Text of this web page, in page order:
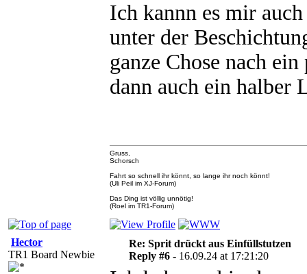
Ich kannn es mir
unter der
ganze Chose nach
dann auch ein halber
Gruss,
Schorsch
Fahrt so schnell ihr könnt, so lange ihr noch könnt!
(Uli Peil im XJ-Forum)
Das Ding ist völlig unnötig!
(Roel im TR1-Forum)
Hector
TR1 Board Newbie
Re: Sprit drückt aus Einfüllstutzen
Reply #6 - 16.09.24 at 17:21:20